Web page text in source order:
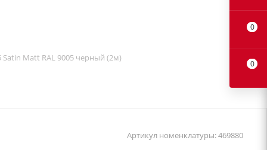
Matt RAL 9005 черный (2м)
Артикул номенклатуры:469880
0
0